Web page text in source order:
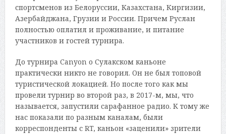
спортсменов из Белоруссии, Казахстана, Киргизии,
Азербайджана, Грузии и России. Причем Руслан
полностью оплатил и проживание, и питание
участников и гостей турнира.
До турнира Canyon о Сулакском каньоне
практически никто не говорил. Он не был топовой
туристической локацией. Но после того как мы
провели турнир во второй раз, в 2017-м, мы, что
называется, запустили сарафанное радио. К тому же
нас показали по разным каналам, были
корреспонденты с RT, каньон «заценили» зрители